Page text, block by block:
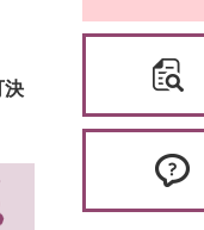
決